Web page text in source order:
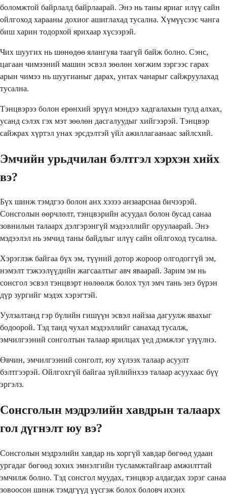
боломжтой байрлалд байрлаарай. Энэ нь таны яриаг илүү сайн
ойлгоход харааны дохиог ашиглахад тусална. Хүмүүсээс чанга
биш харин тодорхой ярихаар хүсээрэй.
Чих шуугих нь шөнөдөө ялангуяа таагүй байж болно. Сэнс,
цагаан чимээний машин эсвэл зөөлөн хөгжим зэргээс гарах
арын чимээ нь шуугианыг дарах, унтах чанарыг сайжруулахад
тусална.
Тэнцвэрээ болон ерөнхий эрүүл мэндээ хадгалахын тулд алхах,
усанд сэлэх гэх мэт зөөлөн дасгалуудыг хийгээрэй. Тэнцвэр
сайжрах хүртэл унах эрсдэлтэй үйл ажиллагаанаас зайлсхий.
Эмчийн урьдчилан бэлтгэл хэрхэн хийх
вэ?
Бүх шинж тэмдгээ болон анх хэзээ анзаарснаа бичээрэй.
Сонсголын өөрчлөлт, тэнцвэрийн асуудал болон бусад санаа
зовнилын талаарх дэлгэрэнгүй мэдээллийг оруулаарай. Энэ
мэдээлэл нь эмчид таны байдлыг илүү сайн ойлгоход тусална.
Хэрэглэж байгаа бүх эм, түүний дотор жороор олгодоггүй эм,
нэмэлт тэжээлүүдийн жагсаалтыг авч яваарай. Зарим эм нь
сонсгол эсвэл тэнцвэрт нөлөөлж болох тул эмч тань энэ бүрэн
дүр зургийг мэдэх хэрэгтэй.
Уулзалтанд гэр бүлийн гишүүн эсвэл найзаа дагуулж явахыг
бодоорой. Тэд танд чухал мэдээллийг санахад тусалж,
эмчилгээний сонголтын талаар ярилцах үед дэмжлэг үзүүлнэ.
Өвчин, эмчилгээний сонголт, юу хүлээх талаар асуулт
бэлтгээрэй. Ойлгохгүй байгаа зүйлийнхээ талаар асуухаас бүү
эргэлз.
Сонсголын мэдрэлийн хавдрын талаарх
гол дүгнэлт юу вэ?
Сонсголын мэдрэлийн хавдар нь хоргүй хавдар бөгөөд удаан
ургадаг бөгөөд зохих эмнэлгийн тусламжтайгаар амжилттай
эмчилж болно. Тэд сонсгол муудах, тэнцвэр алдагдах зэрэг санаа
зовоосон шинж тэмдгүүд үүсгэж болох боловч ихэнх